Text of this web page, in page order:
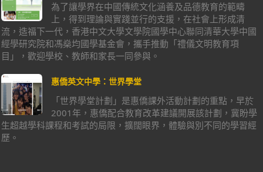
為了讓學界在中國傳統文化涵養及品德教育的範疇
上，得到理論與實踐並行的支援，在社會上形成清
流，造福下一代，香港中文大學文學院國學中心聯同清華大學中國
經學研究院和馮燊均國學基金會，攜手推動「禮儀文明教育項
目」，歡迎學校、教師和家長一同參與。
惠僑英文中學：世界學堂
「世界學堂計劃」是惠僑課外活動計劃的重點，早於
2001年，惠僑配合教育改革建議開展該計劃，冀盼學
生超越學科課程和考試的局限，擴闊眼界，體驗與別不同的學習經
歷。